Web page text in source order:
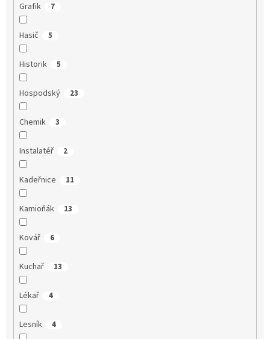
Grafik 7
Hasič 5
Historik 5
Hospodský 23
Chemik 3
Instalatéř 2
Kadeřnice 11
Kamioňák 13
Kovář 6
Kuchař 13
Lékař 4
Lesník 4